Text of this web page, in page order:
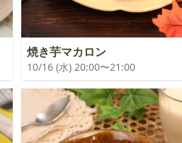
焼き芋マカロン
10/16 (水) 20:00〜21:00